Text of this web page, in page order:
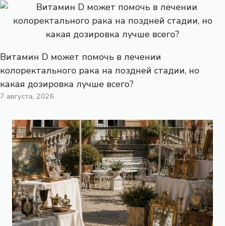
Витамин D может помочь в лечении
колоректального рака на поздней стадии, но
какая дозировка лучше всего?
7 августа, 2026